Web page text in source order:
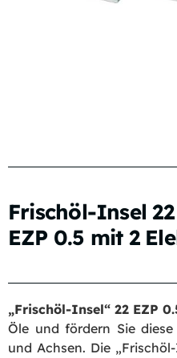
Frischöl-Insel
EZP 0.5 mit 2
„Frischöl-Insel“ 22 EZP
Öle und fördern Sie
und Achsen. Die